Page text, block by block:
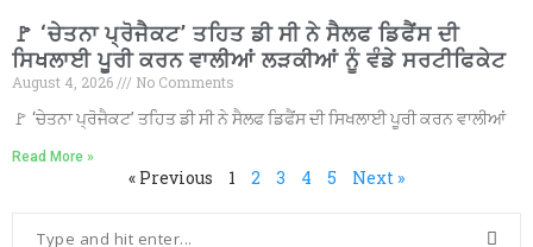
🚩 ‘ਚੇਤਨਾ ਪ੍ਰੋਜੈਕਟ’ ਤਹਿਤ ਡੀ ਸੀ ਨੇ ਸੈਲਫ ਡਿਫੈਂਸ ਦੀ
ਸਿਖਲਾਈ ਪੂਰੀ ਕਰਨ ਵਾਲੀਆਂ ਲੜਕੀਆਂ ਨੂੰ ਵੰਡੇ ਸਰਟੀਫਿਕੇਟ
August 4, 2026
No Comments
🚩 ‘ਚੇਤਨਾ ਪ੍ਰੋਜੈਕਟ’ ਤਹਿਤ ਡੀ ਸੀ ਨੇ ਸੈਲਫ ਡਿਫੈਂਸ ਦੀ ਸਿਖਲਾਈ ਪੂਰੀ ਕਰਨ ਵਾਲੀਆਂ
Read More »
« Previous 1 2 3 4 5 Next »